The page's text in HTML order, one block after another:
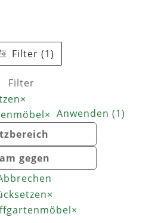
Filter (1)
Filter
×
×
gegen
Anwenden (1)
×
×